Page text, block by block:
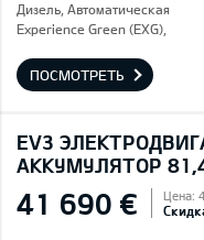
Дизель, Автоматическая
Experience Green (EXG),
ПОСМОТРЕТЬ
EV3
AККУМУЛЯТОР
41 690 € Цена: